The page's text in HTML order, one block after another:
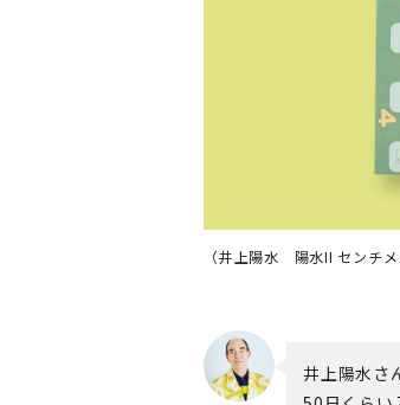
（井上陽水 陽水II センチメ
井上陽水さ